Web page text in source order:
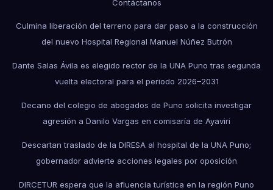
Contáctanos
Culmina liberación del terreno para dar paso a la construcción
del nuevo Hospital Regional Manuel Núñez Butrón
Dante Salas Ávila es elegido rector de la UNA Puno tras segunda
vuelta electoral para el periodo 2026–2031
Decano del colegio de abogados de Puno solicita investigar
agresión a Danilo Vargas en comisaría de Ayaviri
Descartan traslado de la DIRESA al hospital de la UNA Puno;
gobernador advierte acciones legales por oposición
DIRCETUR espera que la afluencia turística en la región Puno